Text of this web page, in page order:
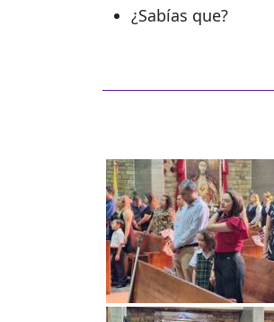
¿Sabías que?